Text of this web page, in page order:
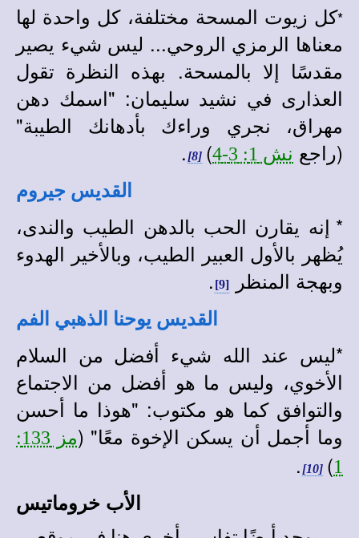
*كل زيوت المسحة مختلفة، كل واحدة لها
معناها الرمزي الروحي... ليس شيء يصير
مقدسًا إلا بالمسحة. بهذه النظرة تقول
العذارى في نشيد سليمان: "اسمك دهن
مهراق، نجري وراءك بأدهانك الطيبة"
(راجع نش 1: 3-4 )
[8]
.
القديس جيروم
* إنه يقارن الحب بالدهن الطيب والندى،
يُظهر بالأول العبير الطيب، وبالأخير الهدوء
وبهجة المنظر
[9]
.
القديس يوحنا الذهبي الفم
*ليس عند الله شيء أفضل من السلام
الأخوي، وليس ما هو أفضل من الاجتماع
والتوافق كما هو مكتوب: "هوذا ما أحسن
وما أجمل أن يسكن الإخوة معًا" (
مز 133:
1
)
[10]
.
الأب خروماتيس